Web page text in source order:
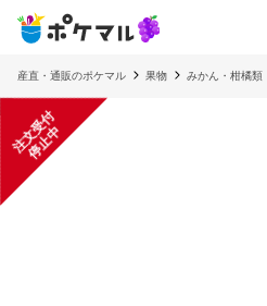
産直・通販のポケマル 果物 みかん・柑橘類
注
文
受
付
停
止
中